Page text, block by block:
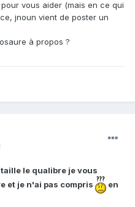
vous aider (mais en ce qui
jnoun vient de poster un
à propos ?
le qualibre je vous
et je n'ai pas compris
en